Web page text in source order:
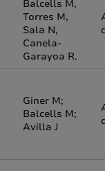
Balcells M,
Torres M,
Sala N,
Canela-
Garayoa R.
Giner M;
Balcells M;
Avilla J